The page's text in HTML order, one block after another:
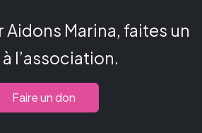
Marina, faites un
l’association.
Faire un don